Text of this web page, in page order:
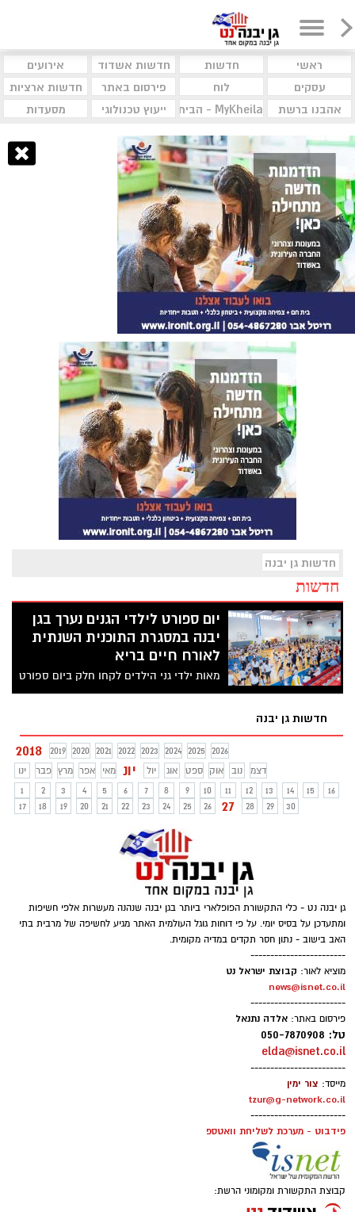
ראשי חדשות חדשות אשדוד
אירועים
עסקים
לוח פירסום באתר
חדשות ארציות
אהבנו ברשת
MyKheila - הבית לעסקים וקהילות ייעוץ טכנולוגי מסעדות
חדשות גן יבנה
חדשות
יום ספורט לילדי הגנים נערך בגן
יבנה במסגרת התוכנית השנתית
לאורח חיים בריא
מאות ילדי גני הילדים לקחו חלק ביום ספורט
מיוחד שנערך זו השנה העשירית במסגרת
חדשות גן יבנה
2018 2019 2020 2021 2022 2023 2024 2025
2026
ינו
פבר מרץ אפר מאי יונ יול אוג ספט אוק נוב
דצמ
1
2 3 4 5 6 7 8 9 10 11 12 13 14 15
16
17
18 19 20 21 22 23 24 25 26 27 28 29 30
גן יבנה נט - כלי התקשורת הפופלארי ביותר בגן יבנה שנהנה מעשרות אלפי חשיפות
ומתעדכן על בסיס יומי. על פי דוחות גוגל העולמית האתר מגיע לחשיפה של מרבית בתי
האב בישוב - נתון חסר תקדים במדיה מקומית.
------------------------
מוציא לאור: קבוצת ישראל נט
news@isnet.co.il
------------------------
פירסום באתר: אלדה נתנאל
טל: 050-7870908
elda@isnet.co.il
------------------------
מייסד: צור ימין
tzur@g-network.co.il
------------------------
פידבוט - מערכת לשליחת וואטספ
קבוצת התקשורת ומקומוני הרשת: